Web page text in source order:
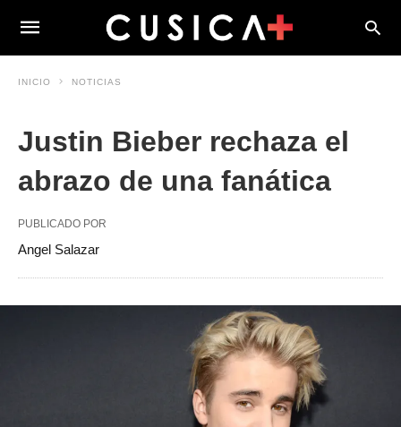
INICIO NOTICIAS
Justin Bieber rechaza el
abrazo de una fanática
PUBLICADO POR
Angel Salazar